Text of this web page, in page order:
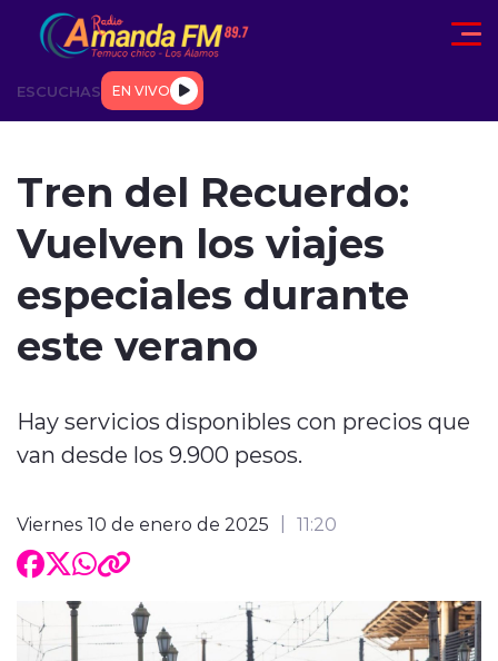
Click acá para ir directamente al contenido
ESCUCHAS EN VIVO
modo claro
Tren del Recuerdo:
Vuelven los viajes
especiales durante
este verano
Hay servicios disponibles con precios que
van desde los 9.900 pesos.
Viernes 10 de enero de 2025 11:20